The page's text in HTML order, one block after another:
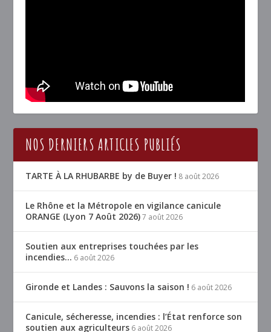
NOS DERNIERS ARTICLES PUBLIÉS
TARTE À LA RHUBARBE by de Buyer ! 8 août 2026
Le Rhône et la Métropole en vigilance canicule
ORANGE (Lyon 7 Août 2026) 7 août 2026
Soutien aux entreprises touchées par les
incendies… 6 août 2026
Gironde et Landes : Sauvons la saison ! 6 août 2026
Canicule, sécheresse, incendies : l’État renforce son
soutien aux agriculteurs 6 août 2026